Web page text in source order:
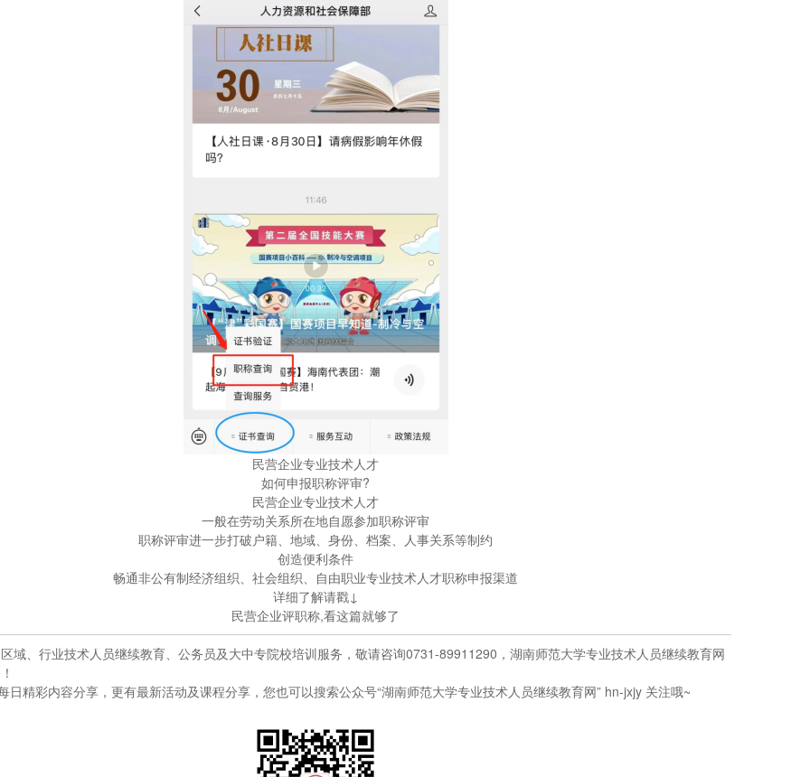
民营企业专业技术人才
如何申报职称评审?
民营企业专业技术人才
一般在劳动关系所在地自愿参加职称评审
职称评审进一步打破户籍、地域、身份、档案、人事关系等制约
创造便利条件
畅通非公有制经济组织、社会组织、自由职业专业技术人才职称申报渠道
详细了解请戳↓
民营企业评职称,看这篇就够了
域、行业技术人员继续教育、公务员及大中专院校培训服务，敬请咨询0731-89911290，湖南师范大学专业技术人员继续教育网
日精彩内容分享，更有最新活动及课程分享，您也可以搜索公众号“湖南师范大学专业技术人员继续教育网” hn-jxjy 关注哦~